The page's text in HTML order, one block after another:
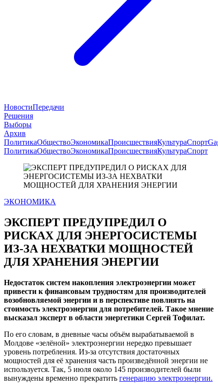
НовостиПередачи
Решения
Выборы
Архив
ПолитикаОбществоЭкономикаПроисшествияКультураСпорт
ПолитикаОбществоЭкономикаПроисшествияКультураСпорт
ЭКОНОМИКА
ЭКСПЕРТ ПРЕДУПРЕДИЛ О
РИСКАХ ДЛЯ ЭНЕРГОСИСТЕМЫ
ИЗ-ЗА НЕХВАТКИ МОЩНОСТЕЙ
ДЛЯ ХРАНЕНИЯ ЭНЕРГИИ
Недостаток систем накопления электроэнергии может
привести к финансовым трудностям для производителей
возобновляемой энергии и в перспективе повлиять на
стоимость электроэнергии для потребителей. Такое мнение
высказал эксперт в области энергетики Сергей Тофилат.
По его словам, в дневные часы объём вырабатываемой в
Молдове «зелёной» электроэнергии нередко превышает
уровень потребления. Из-за отсутствия достаточных
мощностей для её хранения часть произведённой энергии не
используется. Так, 5 июля около 145 производителей были
вынуждены временно прекратить генерацию электроэнергии.